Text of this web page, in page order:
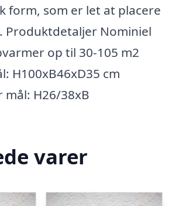
form, som er let at placere
Produktdetaljer Nominiel
op til 30-105 m2
H100xB46xD35 cm
H26/38xB
varer